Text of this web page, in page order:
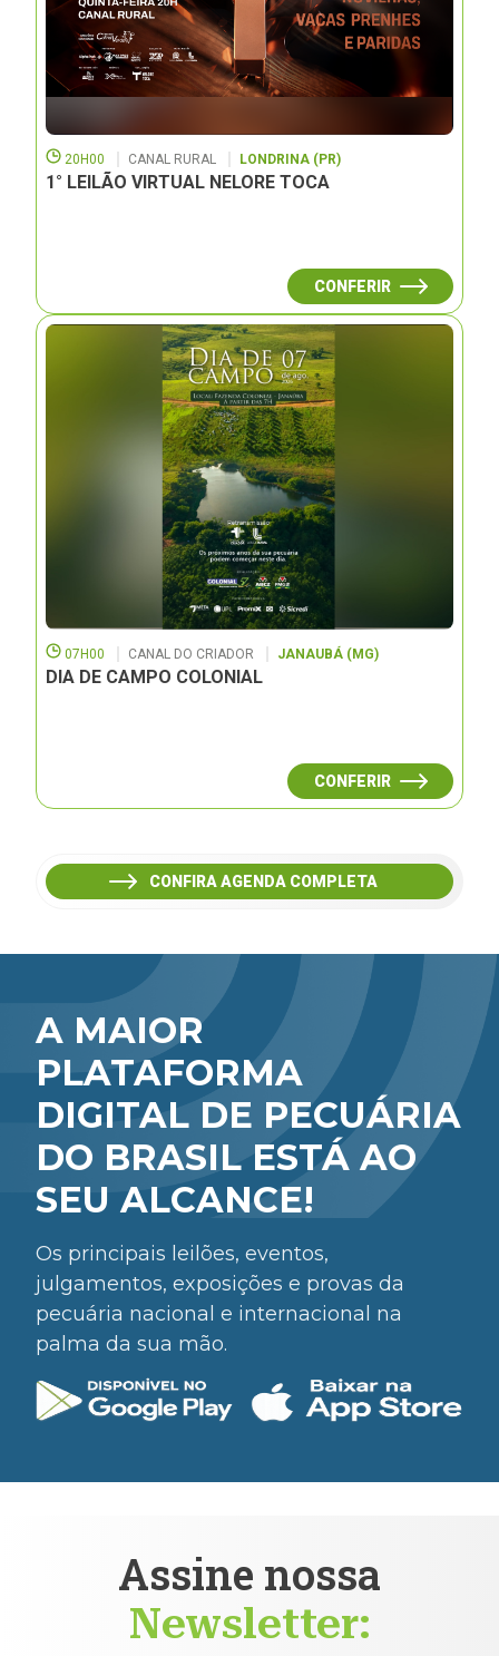
20H00 CANAL RURAL LONDRINA (PR)
1° LEILÃO VIRTUAL NELORE TOCA
CONFERIR
07H00 CANAL DO CRIADOR JANAUBÁ (MG)
DIA DE CAMPO COLONIAL
CONFERIR
CONFIRA AGENDA COMPLETA
A MAIOR
PLATAFORMA
DIGITAL DE PECUÁRIA
DO BRASIL ESTÁ AO
SEU ALCANCE!
Os principais leilões, eventos,
julgamentos, exposições e provas da
pecuária nacional e internacional na
palma da sua mão.
Assine nossa
Newsletter: